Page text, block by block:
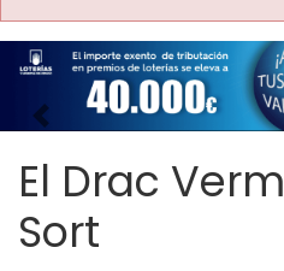
Imagen anterior
El Drac
Sort